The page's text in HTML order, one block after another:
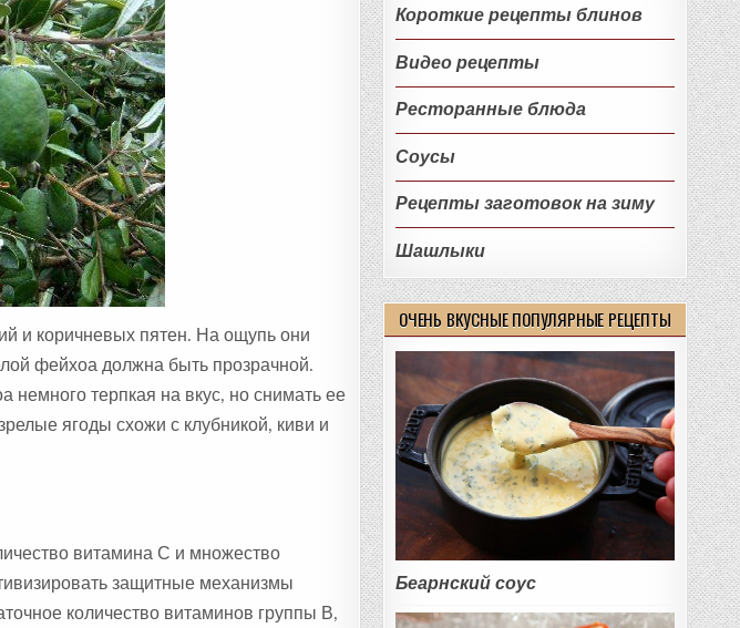
и коричневых пятен. На ощупь они
фейхоа должна быть прозрачной.
немного терпкая на вкус, но снимать ее
ягоды схожи с клубникой, киви и
витамина С и множество
защитные механизмы
количество витаминов группы В,
Короткие рецепты блинов
Видео рецепты
Ресторанные блюда
Соусы
Рецепты заготовок на зиму
Шашлыки
ОЧЕНЬ ВКУСНЫЕ ПОПУЛЯРНЫЕ РЕЦЕПТЫ
Беарнский соус